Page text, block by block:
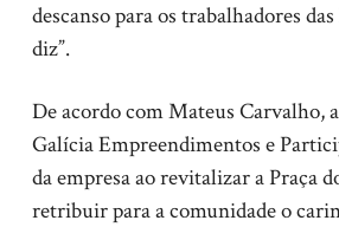
descanso para os trabalhadores
diz”.
De acordo com Mateus Carvalho,
Galícia Empreendimentos e
da empresa ao revitalizar a Praça
retribuir para a comunidade o